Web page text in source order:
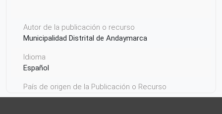
Autor de la publicación o recurso
Municipalidad Distrital de Andaymarca
Idioma
Español
País de origen de la Publicación o Recurso
Perú